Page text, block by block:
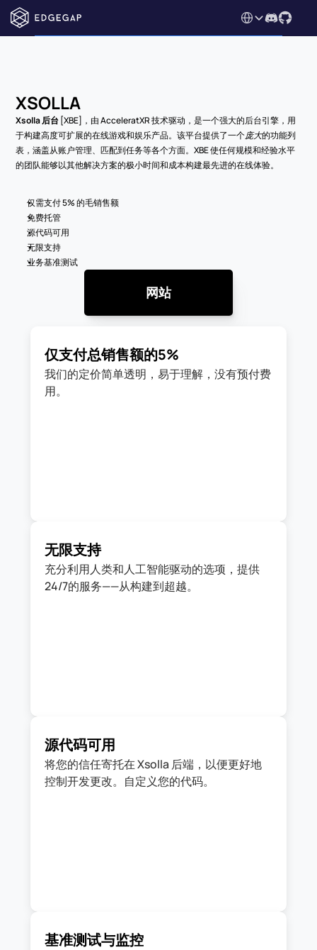
Select Language
XSOLLA
Xsolla 后台 [XBE]，由 AcceleratXR 技术驱动，是一个强大的后台引擎，用
于构建高度可扩展的在线游戏和娱乐产品。该平台提供了一个庞大的功能列
表，涵盖从账户管理、匹配到任务等各个方面。XBE 使任何规模和经验水平
的团队能够以其他解决方案的极小时间和成本构建最先进的在线体验。
仅需支付 5% 的毛销售额
免费托管
源代码可用
无限支持
业务基准测试
网站
仅支付总销售额的5%
我们的定价简单透明，易于理解，没有预付费
无限支持
充分利用人类和人工智能驱动的选项，提供
24/7的服务——从构建到超越。
源代码可用
将您的信任寄托在 Xsolla 后端，以便更好地
基准测试与监控